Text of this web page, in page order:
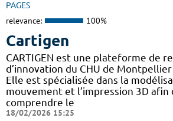
PAGES
relevance: 100%
Cartigen
CARTIGEN est une plateforme de
d’innovation du CHU de Montpellier
Elle est spécialisée dans la
mouvement et l’impression 3D afin
comprendre le
18/02/2026 15:25